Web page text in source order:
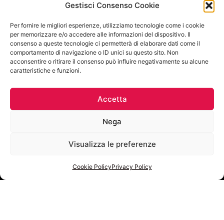
Gestisci Consenso Cookie
Per fornire le migliori esperienze, utilizziamo tecnologie come i cookie
per memorizzare e/o accedere alle informazioni del dispositivo. Il
consenso a queste tecnologie ci permetterà di elaborare dati come il
comportamento di navigazione o ID unici su questo sito. Non
acconsentire o ritirare il consenso può influire negativamente su alcune
caratteristiche e funzioni.
Accetta
Nega
Visualizza le preferenze
Cookie PolicyPrivacy Policy